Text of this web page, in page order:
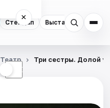
Стендап Выставки
×
☾
Театр Три сестры. Долой